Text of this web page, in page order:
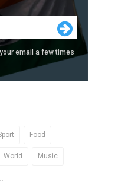
email a few times
Food
World Music